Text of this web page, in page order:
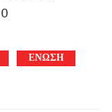
ΕΝΩΣΗ